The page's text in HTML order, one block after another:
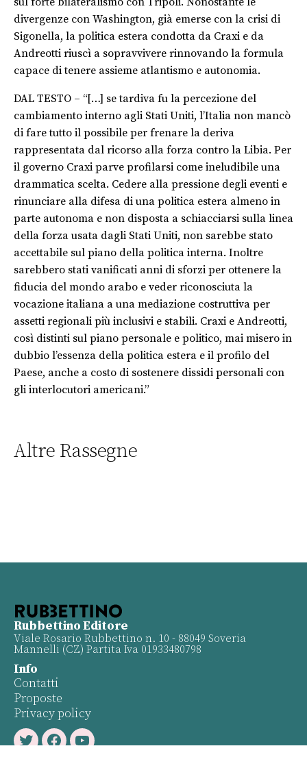
divergenze con Washington, già emerse con la crisi di
Sigonella, la politica estera condotta da Craxi e da
Andreotti riuscì a sopravvivere rinnovando la formula
capace di tenere assieme atlantismo e autonomia.
DAL TESTO – “[…] se tardiva fu la percezione del
cambiamento interno agli Stati Uniti, l’Italia non mancò
di fare tutto il possibile per frenare la deriva
rappresentata dal ricorso alla forza contro la Libia. Per
il governo Craxi parve profilarsi come ineludibile una
drammatica scelta. Cedere alla pressione degli eventi e
rinunciare alla difesa di una politica estera almeno in
parte autonoma e non disposta a schiacciarsi sulla linea
della forza usata dagli Stati Uniti, non sarebbe stato
accettabile sul piano della politica interna. Inoltre
sarebbero stati vanificati anni di sforzi per ottenere la
fiducia del mondo arabo e veder riconosciuta la
vocazione italiana a una mediazione costruttiva per
assetti regionali più inclusivi e stabili. Craxi e Andreotti,
così distinti sul piano personale e politico, mai misero in
dubbio l’essenza della politica estera e il profilo del
Paese, anche a costo di sostenere dissidi personali con
gli interlocutori americani.”
Altre Rassegne
Rubbettino Editore
Viale Rosario Rubbettino n. 10 - 88049 Soveria
Mannelli (CZ) Partita Iva 01933480798
Info
Contatti
Proposte
Privacy policy
TwitterFacebookYoutube